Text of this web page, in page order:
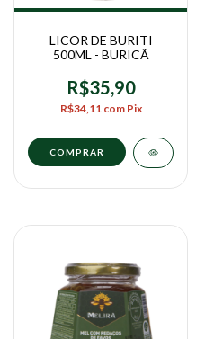
LICOR DE BURITI
500ML - BURICÃ
R$35,90
R$34,11 com Pix